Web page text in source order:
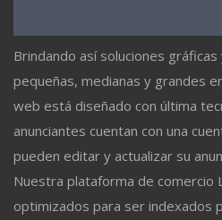
Brindando así soluciones
pequeñas, medianas y grandes
web está diseñado con última
anunciantes cuentan con una
pueden editar y actualizar su
Nuestra plataforma de comercio
optimizados para ser indexados